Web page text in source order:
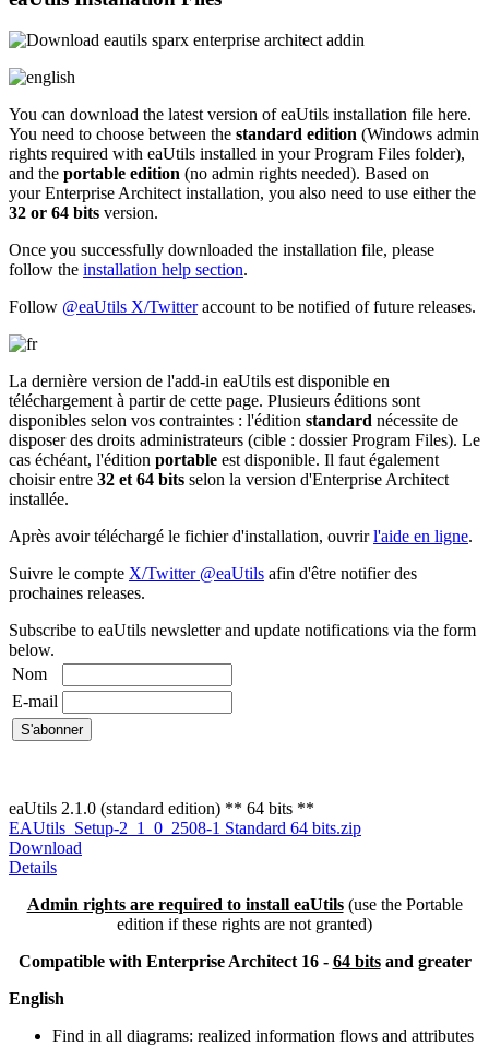
You can download the latest version of eaUtils installation file here.
You need to choose between the standard edition (Windows admin
rights required with eaUtils installed in your Program Files folder),
and the portable edition (no admin rights needed). Based on
your Enterprise Architect installation, you also need to use either the
32 or 64 bits version.
Once you successfully downloaded the installation file, please
follow the installation help section.
Follow @eaUtils X/Twitteraccount to be notified of future releases.
La dernière version de l'add-in eaUtils est disponible en
téléchargement à partir de cette page. Plusieurs éditions sont
disponibles selon vos contraintes : l'édition standard nécessite de
disposer des droits administrateurs (cible : dossier Program Files). Le
cas échéant, l'édition portable est disponible. Il faut également
choisir entre 32 et 64 bits selon la version d'Enterprise Architect
installée.
Après avoir téléchargé le fichier d'installation, ouvrirl'aide en ligne.
Suivre le compte X/Twitter @eaUtils afin d'être notifier des
prochaines releases.
Subscribe to eaUtils newsletter and update notifications via the form
below.
Nom
E-mail
eaUtils 2.1.0 (standard edition) ** 64 bits **
EAUtils_Setup-2_1_0_2508-1 Standard 64 bits.zip
Download
Details
Admin rights are required to install eaUtils (use the Portable
edition if these rights are not granted)
Compatible with Enterprise Architect 16 - 64 bitsand greater
English
Find in all diagrams: realized information flows and attributes